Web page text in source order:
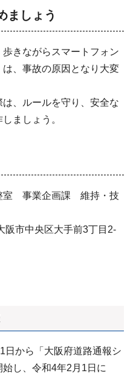
ましょう
きながらスマートフォン
、事故の原因となり大変
、ルールを守り、安全な
ましょう。
室 事業企画課 維持・技
市中央区大手前3丁目2-
日から「大阪府道路通報シ
し、令和4年2月1日に